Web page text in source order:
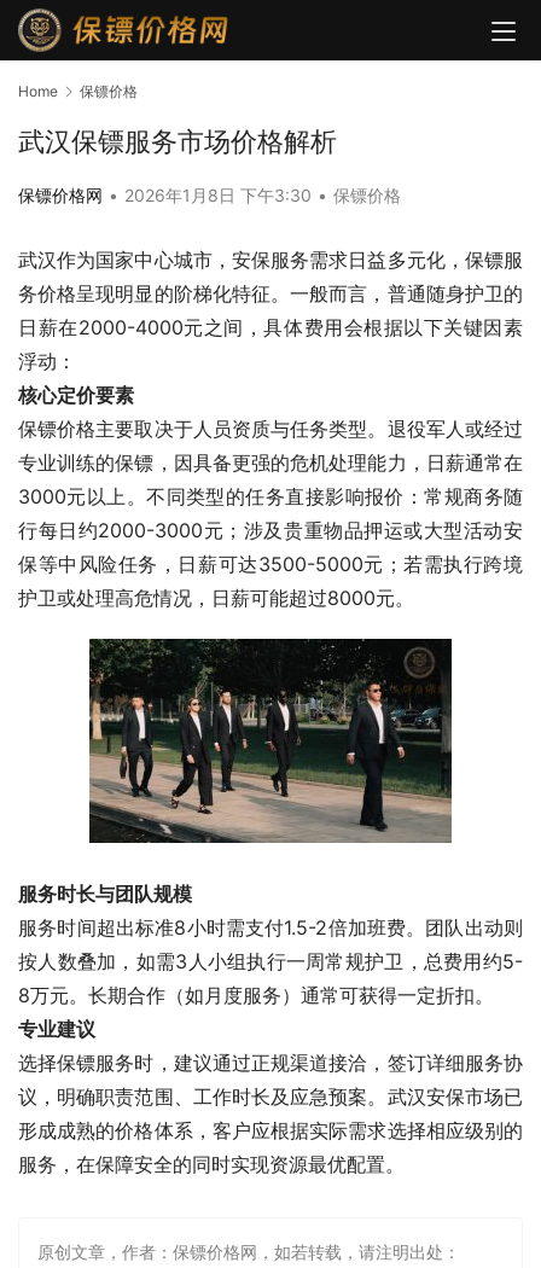
Home 保镖价格
武汉保镖服务市场价格解析
保镖价格网 • 2026年1月8日 下午3:30 • 保镖价格
武汉作为国家中心城市，安保服务需求日益多元化，保镖服
务价格呈现明显的阶梯化特征。一般而言，普通随身护卫的
日薪在2000-4000元之间，具体费用会根据以下关键因素
浮动：
核心定价要素
保镖价格主要取决于人员资质与任务类型。退役军人或经过
专业训练的保镖，因具备更强的危机处理能力，日薪通常在
3000元以上。不同类型的任务直接影响报价：常规商务随
行每日约2000-3000元；涉及贵重物品押运或大型活动安
保等中风险任务，日薪可达3500-5000元；若需执行跨境
护卫或处理高危情况，日薪可能超过8000元。
服务时长与团队规模
服务时间超出标准8小时需支付1.5-2倍加班费。团队出动则
按人数叠加，如需3人小组执行一周常规护卫，总费用约5-
8万元。长期合作（如月度服务）通常可获得一定折扣。
专业建议
选择保镖服务时，建议通过正规渠道接洽，签订详细服务协
议，明确职责范围、工作时长及应急预案。武汉安保市场已
形成成熟的价格体系，客户应根据实际需求选择相应级别的
服务，在保障安全的同时实现资源最优配置。
原创文章，作者：保镖价格网，如若转载，请注明出处：